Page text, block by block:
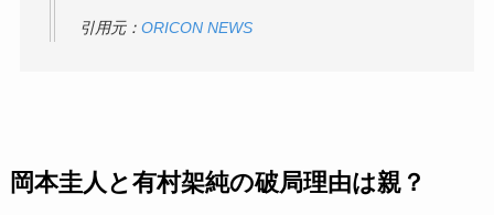
引用元： ORICON NEWS
岡本圭人と有村架純の破局理由は親？